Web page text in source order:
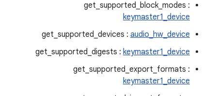
get_supported_block_modes :
keymaster1_device
get_supported_devices : audio_hw_device
get_supported_digests : keymaster1_device
get_supported_export_formats :
keymaster1_device